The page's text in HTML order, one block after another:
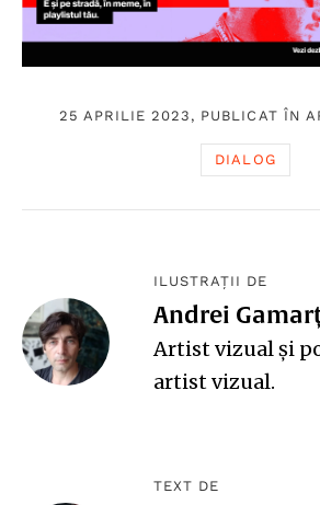
25 APRILIE 2023, PUBLICAT ÎN
DIALOG
ILUSTRAȚII DE
Andrei
Artist vizual și
artist vizual.
TEXT DE